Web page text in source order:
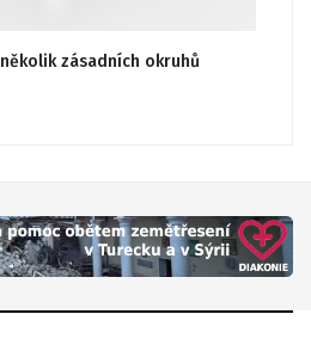
zásadních okruhů